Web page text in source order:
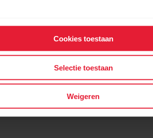
Cookies toestaan
Selectie toestaan
Weigeren